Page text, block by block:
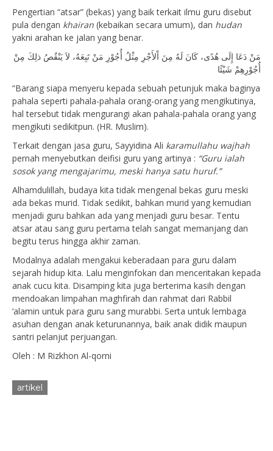
Pengertian “atsar” (bekas) yang baik terkait ilmu guru disebut
pula dengan khairan (kebaikan secara umum), dan hudan
yakni arahan ke jalan yang benar.
مَنْ دَعَا إِلَى هُدًى، كَانَ لَهُ مِنَ اْلأَجْرِ مِثْلُ أُجُوْرِ مَنْ تَبِعَهُ، لاَ يَنْقُصُ ذلِكَ مِنْ
أُجُوْرِهِمْ شَيْئًا
“Barang siapa menyeru kepada sebuah petunjuk maka baginya
pahala seperti pahala-pahala orang-orang yang mengikutinya,
hal tersebut tidak mengurangi akan pahala-pahala orang yang
mengikuti sedikitpun. (HR. Muslim).
Terkait dengan jasa guru, Sayyidina Ali karamullahu wajhah
pernah menyebutkan deifisi guru yang artinya : “Guru ialah
sosok yang mengajarimu, meski hanya satu huruf.”
Alhamdulillah, budaya kita tidak mengenal bekas guru meski
ada bekas murid. Tidak sedikit, bahkan murid yang kemudian
menjadi guru bahkan ada yang menjadi guru besar. Tentu
atsar atau sang guru pertama telah sangat memanjang dan
begitu terus hingga akhir zaman.
Modalnya adalah mengakui keberadaan para guru dalam
sejarah hidup kita. Lalu menginfokan dan menceritakan kepada
anak cucu kita. Disamping kita juga berterima kasih dengan
mendoakan limpahan maghfirah dan rahmat dari Rabbil
‘alamin untuk para guru sang murabbi. Serta untuk lembaga
asuhan dengan anak keturunannya, baik anak didik maupun
santri pelanjut perjuangan.
Oleh : M Rizkhon Al-qorni
artikel